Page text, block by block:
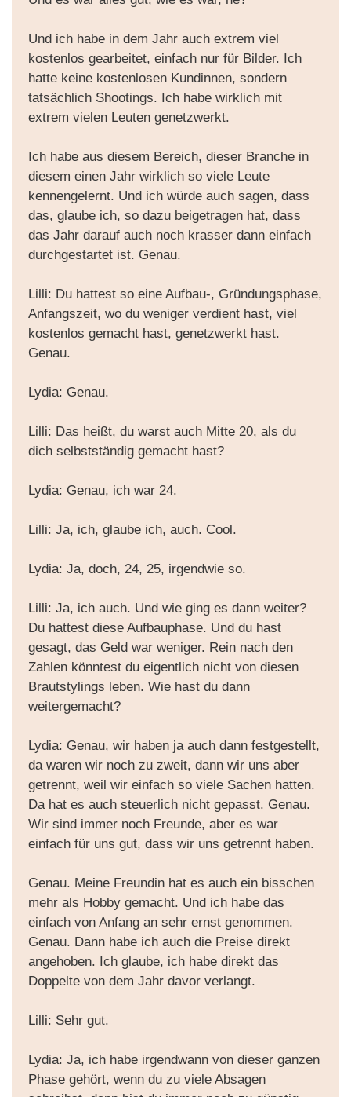
Und ich habe in dem Jahr auch extrem viel
kostenlos gearbeitet, einfach nur für Bilder. Ich
hatte keine kostenlosen Kundinnen, sondern
tatsächlich Shootings. Ich habe wirklich mit
extrem vielen Leuten genetzwerkt.
Ich habe aus diesem Bereich, dieser Branche in
diesem einen Jahr wirklich so viele Leute
kennengelernt. Und ich würde auch sagen, dass
das, glaube ich, so dazu beigetragen hat, dass
das Jahr darauf auch noch krasser dann einfach
durchgestartet ist. Genau.
Lilli: Du hattest so eine Aufbau-, Gründungsphase,
Anfangszeit, wo du weniger verdient hast, viel
kostenlos gemacht hast, genetzwerkt hast.
Genau.
Lydia: Genau.
Lilli: Das heißt, du warst auch Mitte 20, als du
dich selbstständig gemacht hast?
Lydia: Genau, ich war 24.
Lilli: Ja, ich, glaube ich, auch. Cool.
Lydia: Ja, doch, 24, 25, irgendwie so.
Lilli: Ja, ich auch. Und wie ging es dann weiter?
Du hattest diese Aufbauphase. Und du hast
gesagt, das Geld war weniger. Rein nach den
Zahlen könntest du eigentlich nicht von diesen
Brautstylings leben. Wie hast du dann
weitergemacht?
Lydia: Genau, wir haben ja auch dann festgestellt,
da waren wir noch zu zweit, dann wir uns aber
getrennt, weil wir einfach so viele Sachen hatten.
Da hat es auch steuerlich nicht gepasst. Genau.
Wir sind immer noch Freunde, aber es war
einfach für uns gut, dass wir uns getrennt haben.
Genau. Meine Freundin hat es auch ein bisschen
mehr als Hobby gemacht. Und ich habe das
einfach von Anfang an sehr ernst genommen.
Genau. Dann habe ich auch die Preise direkt
angehoben. Ich glaube, ich habe direkt das
Doppelte von dem Jahr davor verlangt.
Lilli: Sehr gut.
Lydia: Ja, ich habe irgendwann von dieser ganzen
Phase gehört, wenn du zu viele Absagen